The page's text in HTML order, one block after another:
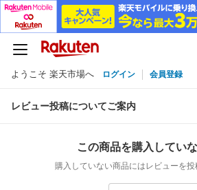
ようこそ 楽天市場へ ログイン 会員登録
レビュー投稿についてご案内
この商品を購入してい
購入していない商品にはレビューを投